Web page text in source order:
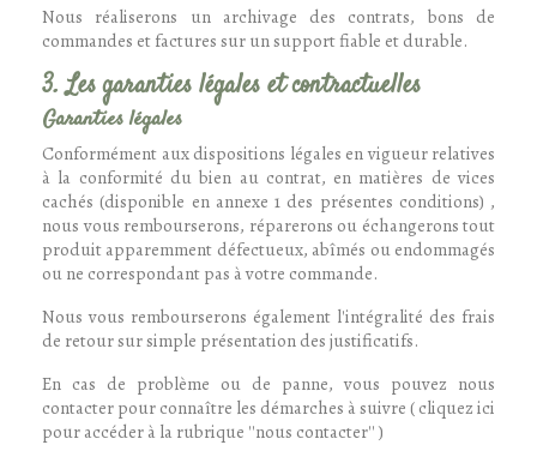
Nous réaliserons un archivage des contrats, bons de
commandes et factures sur un support fiable et durable.
3. Les garanties légales et contractuelles
Garanties légales
Conformément aux dispositions légales en vigueur relatives
à la conformité du bien au contrat, en matières de vices
cachés (disponible en annexe 1 des présentes conditions) ,
nous vous rembourserons, réparerons ou échangerons tout
produit apparemment défectueux, abîmés ou endommagés
ou ne correspondant pas à votre commande.
Nous vous rembourserons également l'intégralité des frais
de retour sur simple présentation des justificatifs.
En cas de problème ou de panne, vous pouvez nous
contacter pour connaître les démarches à suivre ( cliquez ici
pour accéder à la rubrique ''nous contacter'' )